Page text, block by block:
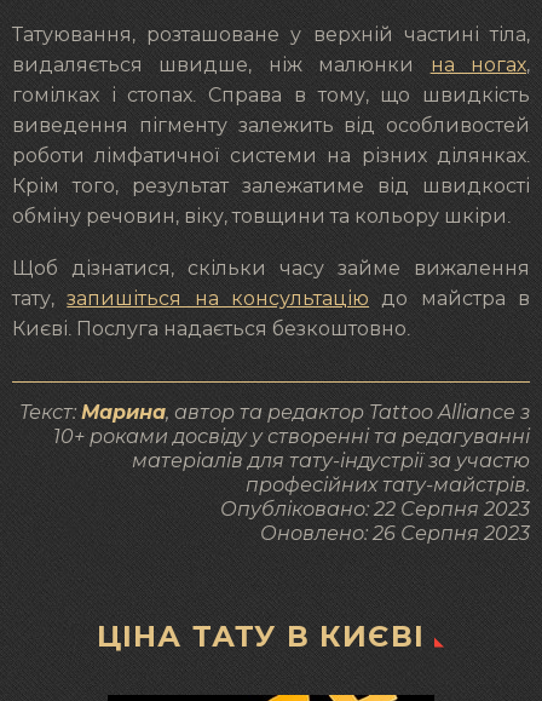
Татуювання, розташоване у верхній частині тіла,
видаляється швидше, ніж малюнки на ногах,
гомілках і стопах. Справа в тому, що швидкість
виведення пігменту залежить від особливостей
роботи лімфатичної системи на різних ділянках.
Крім того, результат залежатиме від швидкості
обміну речовин, віку, товщини та кольору шкіри.
Щоб дізнатися, скільки часу займе вижалення
тату,запишіться на консультаціюдо майстра в
Києві. Послуга надається безкоштовно.
Текст:Марина, автор та редактор Tattoo Alliance з
10+ роками досвіду у створенні та редагуванні
матеріалів для тату-індустрії за участю
професійних тату-майстрів.
Опубліковано:22 Серпня 2023
Оновлено: 26 Серпня 2023
ЦІНА ТАТУ В КИЄВІ